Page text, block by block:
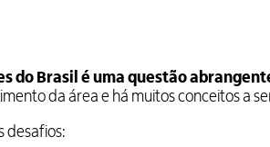
do Brasil é uma questão
da área e há muitos conceitos a
desafios: